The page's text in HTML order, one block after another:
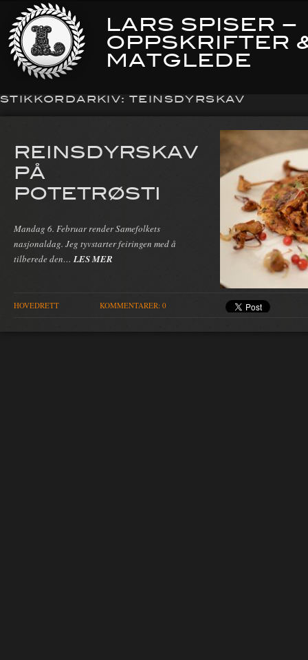
LARS SPISER –
OPPSKRIFTER
MATGLEDE
STIKKORDARKIV: TEINSDYRSKAV
REINSDYRSKAV
PÅ
POTETRØSTI
Mandag 6. Februar render Samefolkets
nasjonaldag. Jeg tyvstarter feiringen med å
tilberede den… LES MER
HOVEDRETT KOMMENTARER: 0